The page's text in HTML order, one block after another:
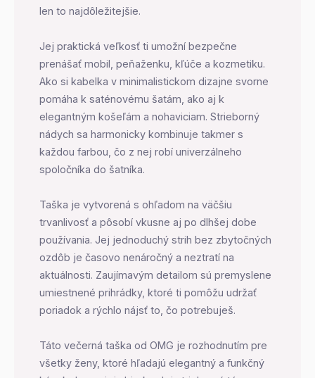
len to najdôležitejšie.
Jej praktická veľkosť ti umožní bezpečne
prenášať mobil, peňaženku, kľúče a kozmetiku.
Ako si kabelka v minimalistickom dizajne svorne
pomáha k saténovému šatám, ako aj k
elegantným košeľám a nohaviciam. Strieborný
nádych sa harmonicky kombinuje takmer s
každou farbou, čo z nej robí univerzálneho
spoločníka do šatníka.
Taška je vytvorená s ohľadom na väčšiu
trvanlivosť a pôsobí vkusne aj po dlhšej dobe
používania. Jej jednoduchý strih bez zbytočných
ozdôb je časovo nenáročný a neztratí na
aktuálnosti. Zaujímavým detailom sú premyslene
umiestnené prihrádky, ktoré ti pomôžu udržať
poriadok a rýchlo nájsť to, čo potrebuješ.
Táto večerná taška od OMG je rozhodnutím pre
všetky ženy, ktoré hľadajú elegantný a funkčný